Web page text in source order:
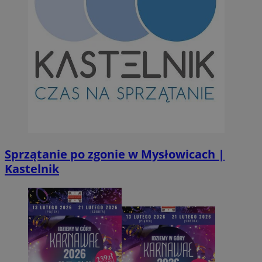
Sprzątanie po zgonie w Mysłowicach |
Kastelnik
INGRESSCOOKIE
NGINX Inc.
bh.contextweb.com
CookieScriptConsent